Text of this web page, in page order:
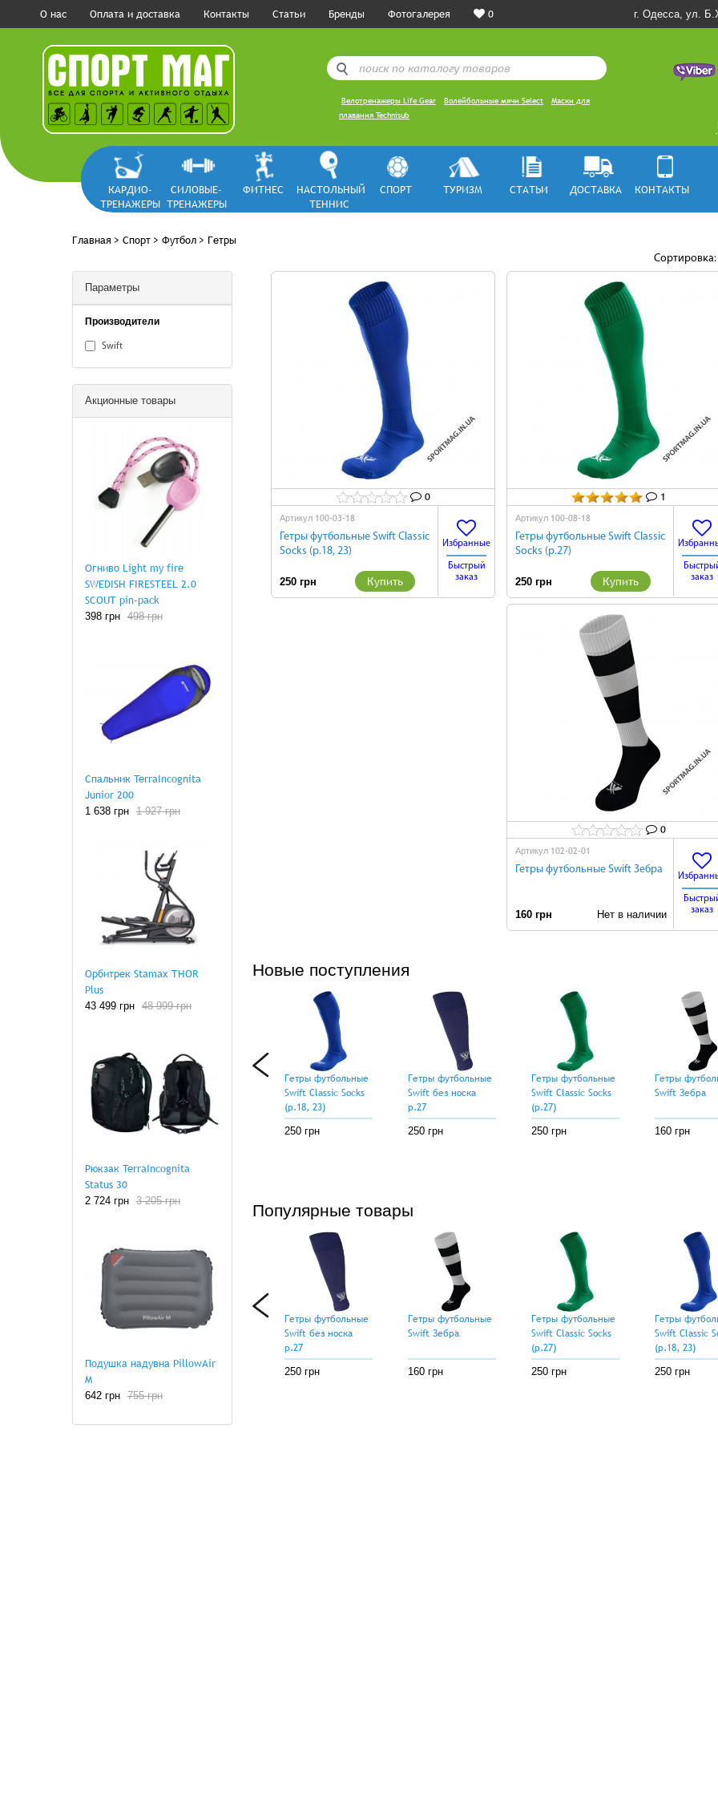
О нас Оплата и доставка Контакты Статьи Бренды Фотогалерея 0 г. Одесса, ул.
Велотренажеры Life Gear Волейбольные мячи Select
Маски для
плавания Technisub
КАРДИО-
ТРЕНАЖЕРЫ
СИЛОВЫЕ-
ТРЕНАЖЕРЫ
ФИТНЕС
НАСТОЛЬНЫЙ
ТЕННИС
СПОРТ ТУРИЗМ СТАТЬИ ДОСТАВКА КОНТАКТЫ
Главная > Спорт > Футбол > Гетры
Сортировка:
Параметры
Производители
Swift
Акционные товары
Огниво Light my fire
SWEDISH FIRESTEEL 2.0
SCOUT pin-pack
398 грн 498 грн
Спальник TerraIncognita
Junior 200
1 638 грн 1 927 грн
Орбитрек Stamax THOR
Plus
43 499 грн 48 999 грн
Рюкзак TerraIncognita
Status 30
2 724 грн 3 205 грн
Подушка надувна PillowAir
M
642 грн 755 грн
0
Артикул 100-03-18
Гетры футбольные Swift Classic
Socks (р.18, 23)
250 грн Купить
Избранные
Быстрый
заказ
1
Артикул 100-08-18
Гетры футбольные Swift Classic
Socks (р.27)
250 грн Купить
заказ
0
Артикул 102-02-01
Гетры футбольные Swift Зебра
160 грн Нет в наличии
заказ
Новые поступления
Гетры футбольные
Swift Classic Socks
(р.18, 23)
250 грн
Гетры футбольные
Swift без носка
р.27
250 грн
Гетры футбольные
Swift Classic Socks
(р.27)
250 грн
Гетры
Swift Зебра
160 грн
Популярные товары
Гетры футбольные
Swift без носка
р.27
250 грн
Гетры футбольные
Swift Зебра
160 грн
Гетры футбольные
Swift Classic Socks
(р.27)
250 грн
Гетры
Swift Classic
(р.18, 23)
250 грн